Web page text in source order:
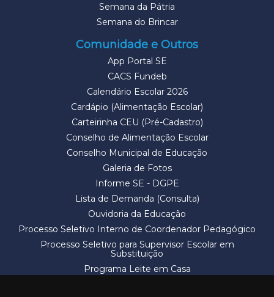
Semana da Pátria
Semana do Brincar
Comunidade e Outros
App Portal SE
CACS Fundeb
Calendário Escolar 2026
Cardápio (Alimentação Escolar)
Carteirinha CEU (Pré-Cadastro)
Conselho de Alimentação Escolar
Conselho Municipal de Educação
Galeria de Fotos
Informe SE - DGPE
Lista de Demanda (Consulta)
Ouvidoria da Educação
Processo Seletivo Interno de Coordenador Pedagógico
Processo Seletivo para Supervisor Escolar em
Substituição
Programa Leite em Casa